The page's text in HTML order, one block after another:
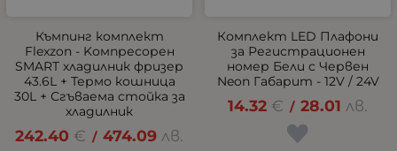
Къмпинг комплект
Flexzon - Kомпресорен
SMART хладилник фризер
43.6L + Термо кошница
30L + Сгъваема стойка за
хладилник
242.40 € / 474.09 лв.
Комплект LED Плафони
за Регистрационен
номер Бели с Червен
Neon Габарит - 12V / 24V
14.32 € / 28.01 лв.